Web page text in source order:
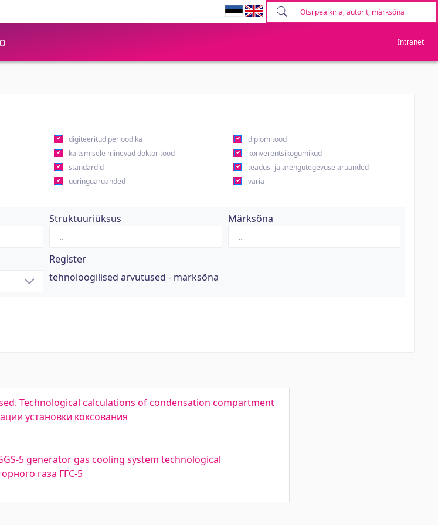
Intranet
digiteeritud perioodika
diplomitööd
kaitsmisele minevad doktoritööd
konverentsikogumikud
standardid
teadus- ja arengutegevuse aruanded
uuringuaruanded
varia
Struktuuriüksus Märksõna
Register
tehnoloogilised arvutused - märksõna
Technological calculations of condensation compartment
установки коксования
5 generator gas cooling system technological
газа ГГС-5